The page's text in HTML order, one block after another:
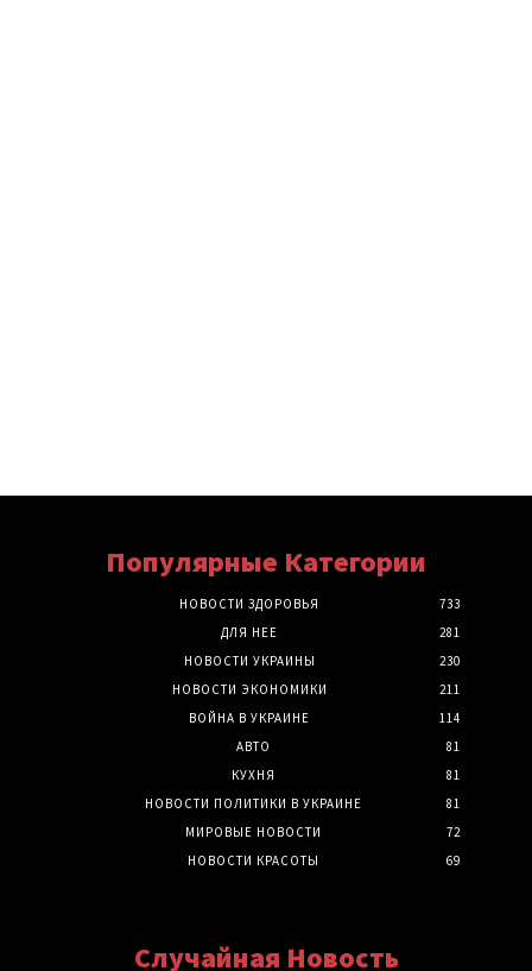
Популярные Категории
НОВОСТИ ЗДОРОВЬЯ
733
ДЛЯ НЕЕ
281
НОВОСТИ УКРАИНЫ
230
НОВОСТИ ЭКОНОМИКИ
211
ВОЙНА В УКРАИНЕ
114
АВТО
81
КУХНЯ
81
НОВОСТИ ПОЛИТИКИ В УКРАИНЕ
81
МИРОВЫЕ НОВОСТИ
72
НОВОСТИ КРАСОТЫ
69
Случайная Новость